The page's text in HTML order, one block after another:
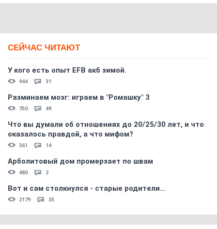
СЕЙЧАС ЧИТАЮТ
У кого есть опыт EFB акб зимой.
944 31
Разминаем мозг: играем в "Ромашку" 3
750 49
Что вы думали об отношениях до 20/25/30 лет, и что
оказалось правдой, а что мифом?
361 14
Арболитовый дом промерзает по швам
480 2
Вот и сам столкнулся - старые родители...
2179 35